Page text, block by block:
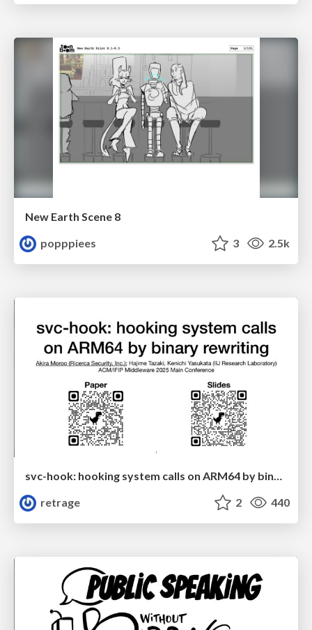
New Earth Scene 8
popppiees
3 2.5k
svc-hook: hooking system calls on ARM64 by binary rewriting
retrage
2 440